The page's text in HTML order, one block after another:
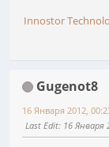
Innostor
Gugenot8
16 Января 2012,
Last Edit: 16 Января